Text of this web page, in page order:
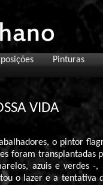
Pinturas
VIDA
o pintor
foram
azuis e verdes -
o lazer e a tentativa